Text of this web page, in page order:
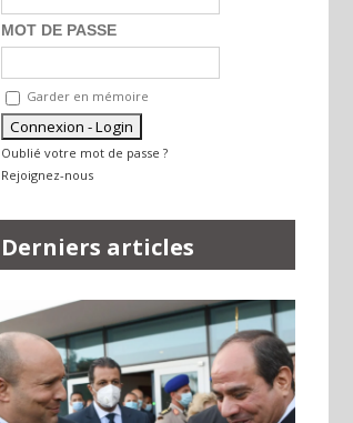
MOT DE PASSE
Garder en mémoire
Oublié votre mot de passe ?
Rejoignez-nous
Derniers articles